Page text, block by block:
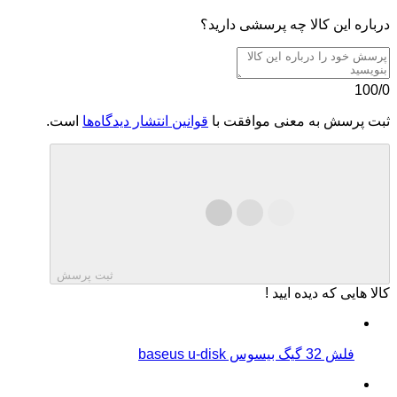
درباره این کالا چه پرسشی دارید؟
100/0
ثبت پرسش به معنی موافقت با قوانین انتشار دیدگاه‌ها است.
ثبت پرسش
کالا هایی که دیده ایید !
فلش 32 گیگ بیسوس baseus u-disk